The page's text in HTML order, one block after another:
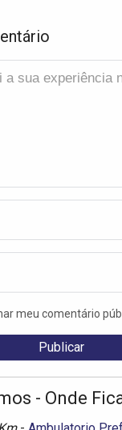
meu comentário
- Onde